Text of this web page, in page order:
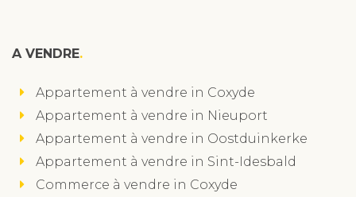
A VENDRE
Appartement à vendre in Coxyde
Appartement à vendre in Nieuport
Appartement à vendre in Oostduinkerke
Appartement à vendre in Sint-Idesbald
Commerce à vendre in Coxyde